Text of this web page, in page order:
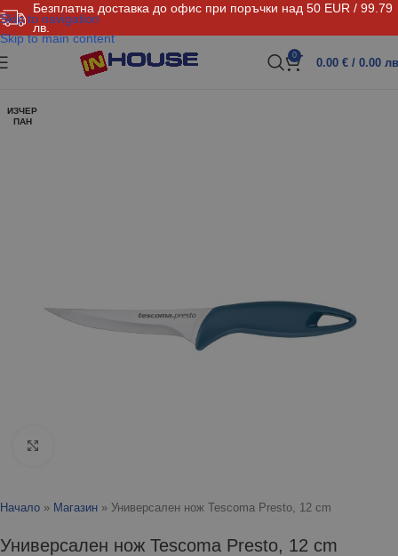
Безплатна доставка до офис при поръчки над 50 EUR / 99.79
лв.
Skip to navigation
Skip to main content
0
0.00 € / 0.00
ИЗЧЕР
ПАН
Начало » Магазин » Универсален нож Tescoma Presto, 12 cm
Универсален нож Tescoma Presto, 12 cm